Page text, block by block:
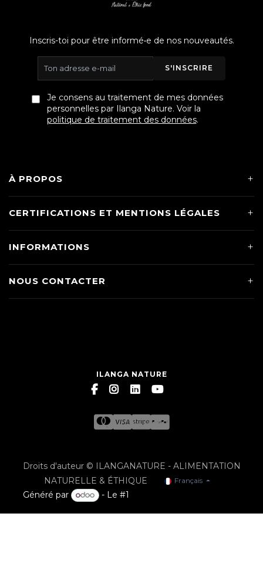
Inscris-toi pour être informé•e de nos nouveautés.
S'INSCRIRE
Je consens au traitement de mes données
personnelles par Ilanga Nature. Voir la
politique de traitement des données.
À PROPOS
CERTIFICATIONS ET MENTIONS LÉGALES
INFORMATIONS
NOUS CONTACTER
ILANGA NATURE
Droits d'auteur © ILANGANATURE - ALIMENTATION
NATURELLE & ÉTHIQUE
Français
Généré par - Le #1